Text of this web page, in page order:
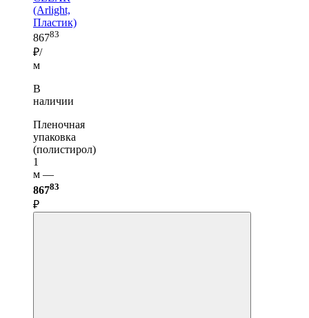
(Arlight,
Пластик)
86783
₽/
м
В
наличии
Пленочная
упаковка
(полистирол)
1
м —
86783
₽